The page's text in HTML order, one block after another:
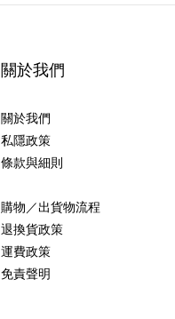
關於我們
關於我們
私隱政策
條款與細則
購物／出貨物流程
退換貨政策
運費政策
免責聲明